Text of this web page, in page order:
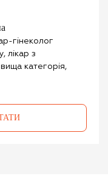
гінеколог
лікар з
категорія,